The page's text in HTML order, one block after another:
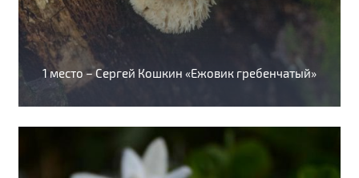
1 место – Сергей Кошкин «Ежовик гребенчатый»